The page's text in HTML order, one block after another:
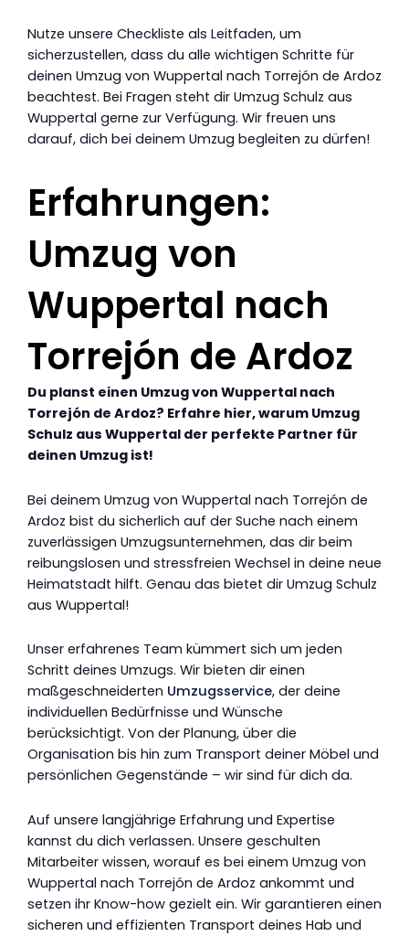
Nutze unsere Checkliste als Leitfaden, um
sicherzustellen, dass du alle wichtigen Schritte für
deinen Umzug von Wuppertal nach Torrejón de Ardoz
beachtest. Bei Fragen steht dir Umzug Schulz aus
Wuppertal gerne zur Verfügung. Wir freuen uns
darauf, dich bei deinem Umzug begleiten zu dürfen!
Erfahrungen:
Umzug von
Wuppertal nach
Torrejón de Ardoz
Du planst einen Umzug von Wuppertal nach
Torrejón de Ardoz? Erfahre hier, warum Umzug
Schulz aus Wuppertal der perfekte Partner für
deinen Umzug ist!
Bei deinem Umzug von Wuppertal nach Torrejón de
Ardoz bist du sicherlich auf der Suche nach einem
zuverlässigen Umzugsunternehmen, das dir beim
reibungslosen und stressfreien Wechsel in deine neue
Heimatstadt hilft. Genau das bietet dir Umzug Schulz
aus Wuppertal!
Unser erfahrenes Team kümmert sich um jeden
Schritt deines Umzugs. Wir bieten dir einen
maßgeschneiderten Umzugsservice, der deine
individuellen Bedürfnisse und Wünsche
berücksichtigt. Von der Planung, über die
Organisation bis hin zum Transport deiner Möbel und
persönlichen Gegenstände – wir sind für dich da.
Auf unsere langjährige Erfahrung und Expertise
kannst du dich verlassen. Unsere geschulten
Mitarbeiter wissen, worauf es bei einem Umzug von
Wuppertal nach Torrejón de Ardoz ankommt und
setzen ihr Know-how gezielt ein. Wir garantieren einen
sicheren und effizienten Transport deines Hab und